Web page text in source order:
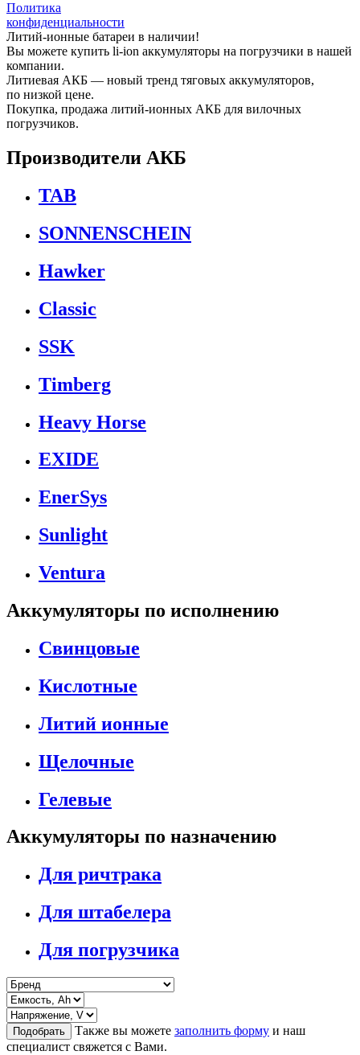
Политика
конфиденциальности
Литий-ионные батареи в наличии!
Вы можете купить li-ion аккумуляторы на погрузчики в нашей
компании.
Литиевая АКБ — новый тренд тяговых аккумуляторов,
по низкой цене.
Покупка, продажа литий-ионных АКБ для вилочных
погрузчиков.
Производители АКБ
TAB
SONNENSCHEIN
Hawker
Classic
SSK
Timberg
Heavy Horse
EXIDE
EnerSys
Sunlight
Ventura
Аккумуляторы по исполнению
Свинцовые
Кислотные
Литий ионные
Щелочные
Гелевые
Аккумуляторы по назначению
Для ричтрака
Для штабелера
Для погрузчика
Подобрать Также вы можете заполнить форму и наш
специалист свяжется с Вами.